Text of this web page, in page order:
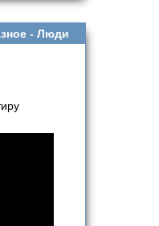
- Люди